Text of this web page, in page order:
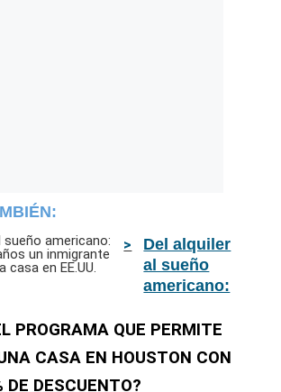
Del alquiler
al sueño
americano:
años un
inmigrante
logra su
PROGRAMA QUE PERMITE
CASA EN HOUSTON CON
DESCUENTO?